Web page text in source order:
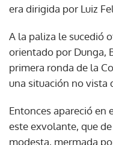
era dirigida por Luiz
A la paliza le sucedió
orientado por Dunga,
primera ronda de la
una situación no vista
Entonces apareció en
este exvolante, que
modesta, mermada